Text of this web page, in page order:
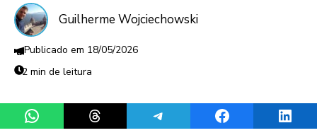
Guilherme Wojciechowski
18/05/2026
2 min de leitura
Share on WhatsAppShare on ThreadsShare on TelegramShare on Facebook